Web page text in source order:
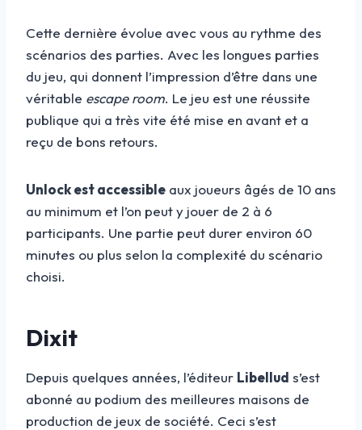
Cette dernière évolue avec vous au rythme des
scénarios des parties. Avec les longues parties
du jeu, qui donnent l’impression d’être dans une
véritable escape room. Le jeu est une réussite
publique qui a très vite été mise en avant et a
reçu de bons retours.
Unlock est accessible aux joueurs âgés de 10 ans
au minimum et l’on peut y jouer de 2 à 6
participants. Une partie peut durer environ 60
minutes ou plus selon la complexité du scénario
choisi.
Dixit
Depuis quelques années, l’éditeur Libellud s’est
abonné au podium des meilleures maisons de
production de jeux de société. Ceci s’est